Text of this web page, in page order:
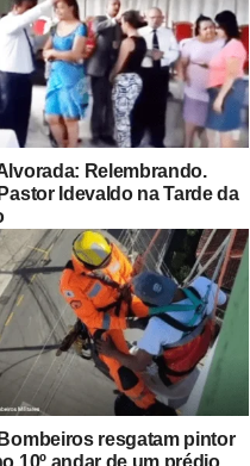
Relembrando.
Idevaldo na Tarde da
resgatam pintor